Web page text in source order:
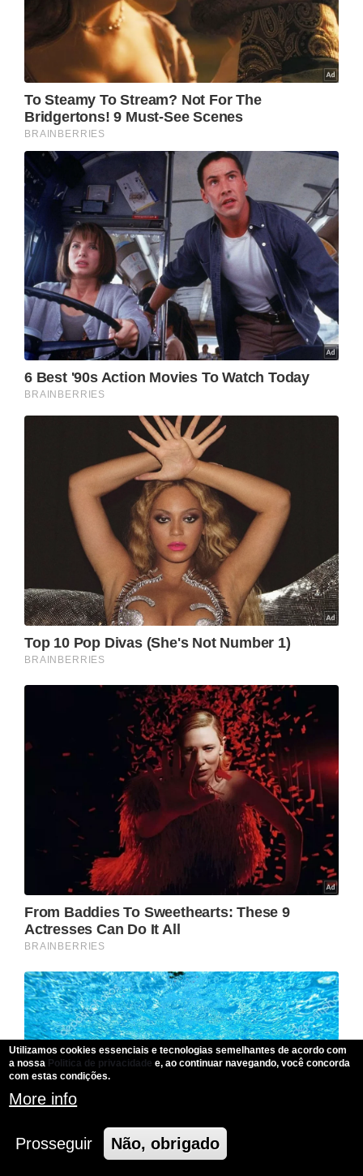
Utilizamos cookies essenciais e tecnologias semelhantes de acordo com
a nossa Politica de privacidade e, ao continuar navegando, você concorda
com estas condições.
More info
Prosseguir Não, obrigado